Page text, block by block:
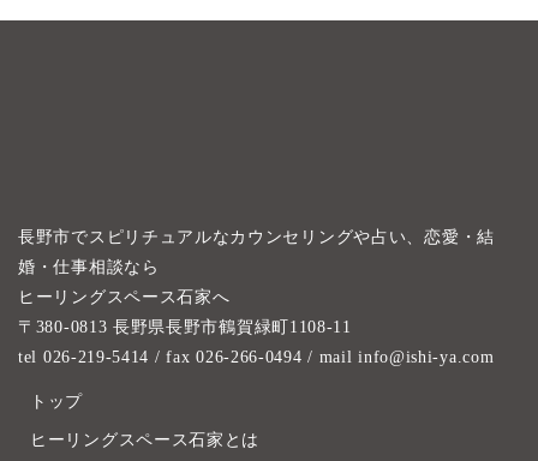
長野市でスピリチュアルなカウンセリングや占い、恋愛・結
婚・仕事相談なら
ヒーリングスペース石家へ
〒380-0813 長野県長野市鶴賀緑町1108-11
tel 026-219-5414 / fax 026-266-0494 / mail info@ishi-ya.com
トップ
ヒーリングスペース石家とは